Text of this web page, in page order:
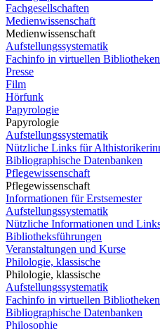
Fachgesellschaften
Medienwissenschaft
Medienwissenschaft
Aufstellungssystematik
Fachinfo in virtuellen Bibliotheken
Presse
Film
Hörfunk
Papyrologie
Papyrologie
Aufstellungssystematik
Nützliche Links für
Bibliographische Datenbanken
Pflegewissenschaft
Pflegewissenschaft
Informationen für Erstsemester
Aufstellungssystematik
Nützliche Informationen und
Bibliotheksführungen
Veranstaltungen und Kurse
Philologie, klassische
Philologie, klassische
Aufstellungssystematik
Fachinfo in virtuellen Bibliotheken
Bibliographische Datenbanken
Philosophie